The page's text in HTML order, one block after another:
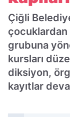
Çiğli
grubuna
kursları
diksiyon,
kayıtlar